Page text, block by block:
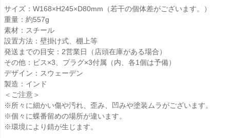
サイズ：W168×H245×D80mm（若干の個体差がございます。）
重量：約557g
素材：スチール
設置方法：壁掛け式、棚上等
発送までの目安：2営業日（店頭在庫がある場合）
その他：ビス×3、プラグ×3付属（内、各1個は予備）
デザイン：スウェーデン
製造：インド
＜ご注意＞
※所々に細かい傷や汚れ、歪み、凹みや塗装ムラがございます。
※個々に蝶番留めの場所が違います。
※環境により錆が生じます。